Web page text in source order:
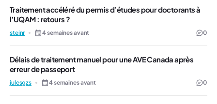
Traitement accéléré du permis d’études pour doctorants à
l’UQAM : retours ?
steinr 4 semaines avant 0
Délais de traitement manuel pour une AVE Canada après
erreur de passeport
julesgzs 4 semaines avant 0